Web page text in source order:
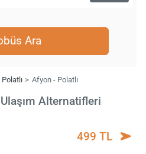
Ara
Polatlı Afyon - Polatlı
Alternatifleri
499 TL